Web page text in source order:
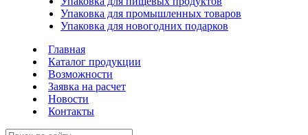
Упаковка для промышленных товаров
Упаковка для новогодних подарков
Главная
Каталог продукции
Возможности
Заявка на расчет
Новости
Контакты